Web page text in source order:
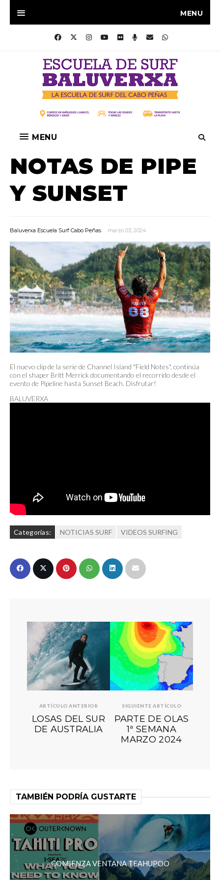
MENU
MENU
NOTAS DE PIPE
Y SUNSET
Baluverxa Escuela Surf Cabo Peñas marzo 03, 2024
El nuevo clip de la serie de Channel Island "Field Notes", continúa
con el shaper Britt Merrick documentando el recorrido desde el
evento de Pipeline hasta Sunset Beach. Disfrutar!
BALUVERXA
Categorías: NOTICIAS SURF VIDEOS SURFING
ARTÍCULO ANTERIOR
LOSAS DEL SUR
DE AUSTRALIA
SIGUIENTE ARTÍCULO
PARTE DE OLAS
1ª SEMANA
MARZO 2024
TAMBIÉN PODRÍA GUSTARTE
COMIENZA VENTANA TEAHUPOO